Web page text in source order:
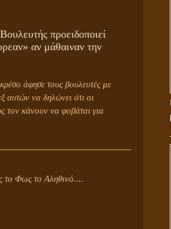
προειδοποιεί
αν μάθαιναν την
άφησε τους βουλευτές με
αυτών να δηλώνει ότι οι
τον κάνουν να φοβάται για
το Φως το Αληθινό....